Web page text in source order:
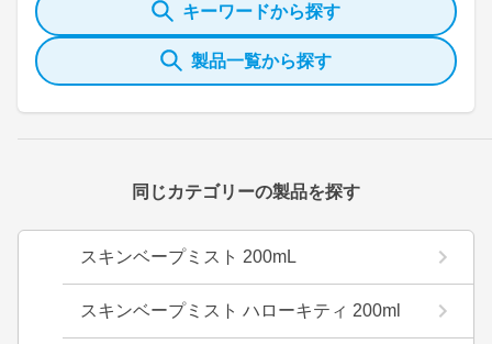
キーワードから探す
製品一覧から探す
同じカテゴリーの製品を探す
スキンベープミスト 200mL
スキンベープミスト ハローキティ 200ml